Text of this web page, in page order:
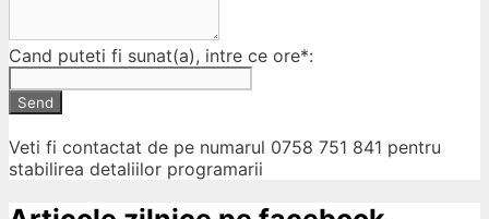
Cand puteti fi sunat(a), intre ce ore*:
Send
Veti fi contactat de pe numarul 0758 751 841 pentru
stabilirea detaliilor programarii